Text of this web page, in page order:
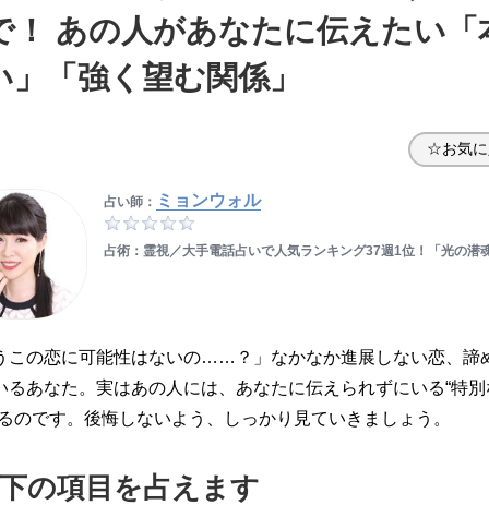
！ あの人があなたに伝えたい「
」「強く望む関係」
☆お気に
占い師： ミョンウォル
占術：霊視／大手電話占いで人気ランキング37週1位！「光の潜
この恋に可能性はないの……？」なかなか進展しない恋、諦
るあなた。実はあの人には、あなたに伝えられずにいる“特別
のです。後悔しないよう、しっかり見ていきましょう。
の項目を占えます